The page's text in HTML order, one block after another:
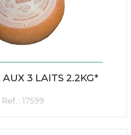
AUX 3 LAITS 2.2KG*
Ref. : 17599